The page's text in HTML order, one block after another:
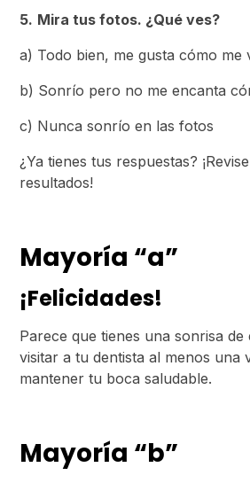
5. Mira tus fotos. ¿Qué ves?
a) Todo bien, me gusta cómo me
b) Sonrío pero no me encanta
c) Nunca sonrío en las fotos
¿Ya tienes tus respuestas?
resultados!
Mayoría “a”
¡Felicidades!
Parece que tienes una sonrisa de
visitar a tu dentista al menos una
mantener tu boca saludable.
Mayoría “b”